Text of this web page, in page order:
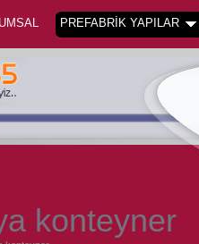
PREFABRİK YAPILAR
konteyner